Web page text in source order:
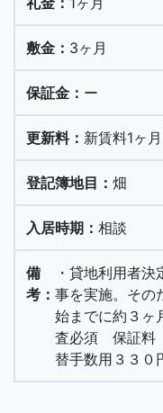
3ヶ月
ー
新賃料1ヶ月
畑
相談
・貸地利用者
事を実施。その
始までに約３ヶ
査必須 保証料
替手数用３３０